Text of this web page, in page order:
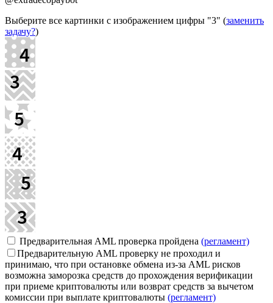
Выберите все картинки с изображением цифры "3" (заменить
задачу?)
Предварительная AML проверка пройдена (регламент)
Предварительную AML проверку не проходил и
принимаю, что при остановке обмена из-за AML рисков
возможна заморозка средств до прохождения верификации
при приеме криптовалюты или возврат средств за вычетом
комиссии при выплате криптовалюты (регламент)